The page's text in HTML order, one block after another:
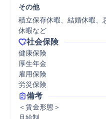
その他
積立保存休暇、結婚休暇、
休暇など
社会保険
健康保険
厚生年金
雇用保険
労災保険
備考
＜賃金形態＞